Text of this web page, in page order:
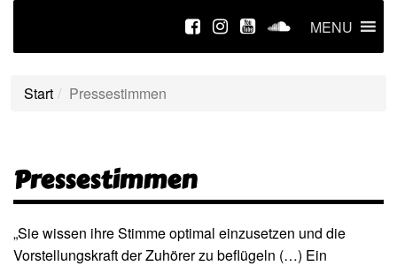
MENU
Start Pressestimmen
Pressestimmen
„Sie wissen ihre Stimme optimal einzusetzen und die
Vorstellungskraft der Zuhörer zu beflügeln (…) Ein